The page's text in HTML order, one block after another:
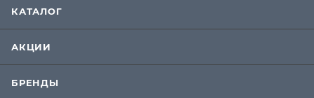
КАТАЛОГ
АКЦИИ
БРЕНДЫ